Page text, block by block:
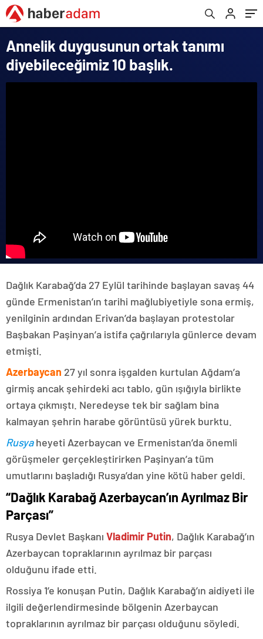
Annelik duygusunun ortak tanımı
diyebileceğimiz 10 başlık.
Dağlık Karabağ’da 27 Eylül tarihinde başlayan savaş 44
günde Ermenistan’ın tarihi mağlubiyetiyle sona ermiş,
yenilginin ardından Erivan’da başlayan protestolar
Başbakan Paşinyan’a istifa çağrılarıyla günlerce devam
etmişti.
Azerbaycan 27 yıl sonra işgalden kurtulan Ağdam’a
girmiş ancak şehirdeki acı tablo, gün ışığıyla birlikte
ortaya çıkmıştı. Neredeyse tek bir sağlam bina
kalmayan şehrin harabe görüntüsü yürek burktu.
Rusyaheyeti Azerbaycan ve Ermenistan’da önemli
görüşmeler gerçekleştirirken Paşinyan’a tüm
umutlarını başladığı Rusya’dan yine kötü haber geldi.
“Dağlık Karabağ Azerbaycan’ın Ayrılmaz Bir
Parçası”
Rusya Devlet Başkanı Vladimir Putin, Dağlık Karabağ’ın
Azerbaycan topraklarının ayrılmaz bir parçası
olduğunu ifade etti.
Rossiya 1’e konuşan Putin, Dağlık Karabağ’ın aidiyeti ile
ilgili değerlendirmesinde bölgenin Azerbaycan
topraklarının ayrılmaz bir parçası olduğunu söyledi.